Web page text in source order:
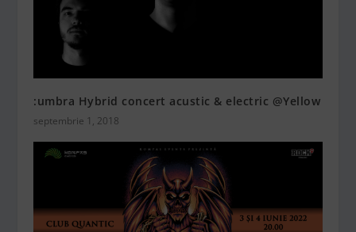
:umbra Hybrid concert acustic & electric @Yellow
septembrie 1, 2018